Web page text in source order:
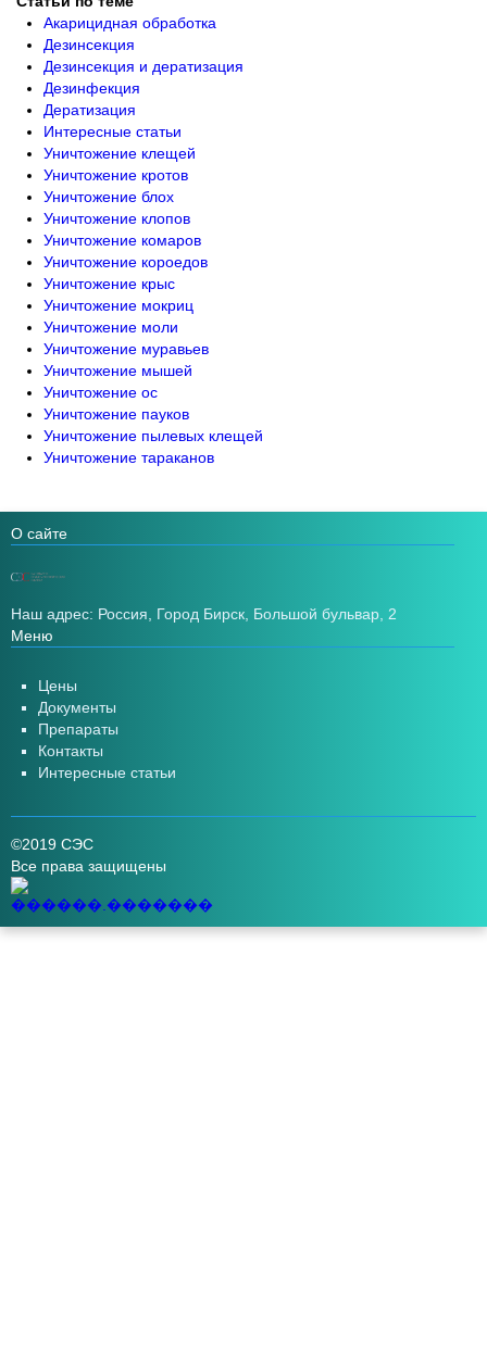
Акарицидная обработка
Дезинсекция
Дезинсекция и дератизация
Дезинфекция
Дератизация
Интересные статьи
Уничтожение клещей
Уничтожение кротов
Уничтожение блох
Уничтожение клопов
Уничтожение комаров
Уничтожение короедов
Уничтожение крыс
Уничтожение мокриц
Уничтожение моли
Уничтожение муравьев
Уничтожение мышей
Уничтожение ос
Уничтожение пауков
Уничтожение пылевых клещей
Уничтожение тараканов
О сайте
Наш адрес: Россия, Город Бирск, Большой бульвар, 2
Меню
Цены
Документы
Препараты
Контакты
Интересные статьи
©2019 СЭС
Все права защищены